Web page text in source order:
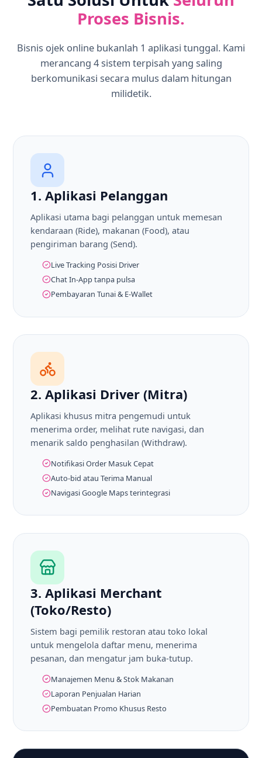
Proses Bisnis.
Bisnis ojek online bukanlah 1 aplikasi tunggal. Kami
merancang 4 sistem terpisah yang saling
berkomunikasi secara mulus dalam hitungan
milidetik.
1. Aplikasi Pelanggan
Aplikasi utama bagi pelanggan untuk memesan
kendaraan (Ride), makanan (Food), atau
pengiriman barang (Send).
Live Tracking Posisi Driver
Chat In-App tanpa pulsa
Pembayaran Tunai & E-Wallet
2. Aplikasi Driver (Mitra)
Aplikasi khusus mitra pengemudi untuk
menerima order, melihat rute navigasi, dan
menarik saldo penghasilan (Withdraw).
Notifikasi Order Masuk Cepat
Auto-bid atau Terima Manual
Navigasi Google Maps terintegrasi
3. Aplikasi Merchant
(Toko/Resto)
Sistem bagi pemilik restoran atau toko lokal
untuk mengelola daftar menu, menerima
pesanan, dan mengatur jam buka-tutup.
Manajemen Menu & Stok Makanan
Laporan Penjualan Harian
Pembuatan Promo Khusus Resto